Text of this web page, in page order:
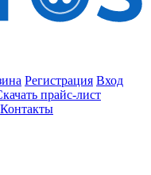
Регистрация Вход
прайс-лист
Контакты